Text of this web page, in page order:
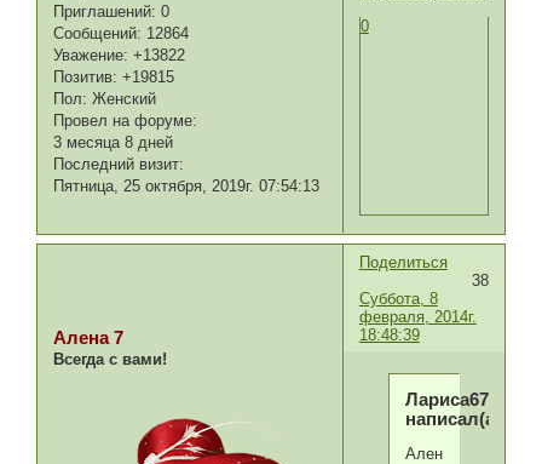
Приглашений: 0
Сообщений: 12864
Уважение: +13822
Позитив: +19815
Пол: Женский
Провел на форуме:
3 месяца 8 дней
Последний визит:
Пятница, 25 октября, 2019г. 07:54:13
0
Поделиться
38
Суббота, 8
февраля, 2014г.
18:48:39
Алена 7
Всегда с вами!
Лариса67.02
написал(а):
Алена